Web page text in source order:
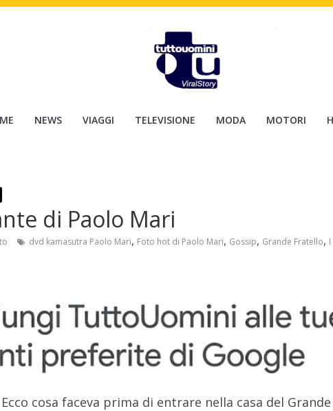
NEWS VIAGGI TELEVISIONE MODA MOTORI
di Paolo Mari
dvd kamasutra Paolo Mari, Foto hot di Paolo Mari, Gossip, Grande Fratello,
cosa faceva prima di entrare nella casa del Grande